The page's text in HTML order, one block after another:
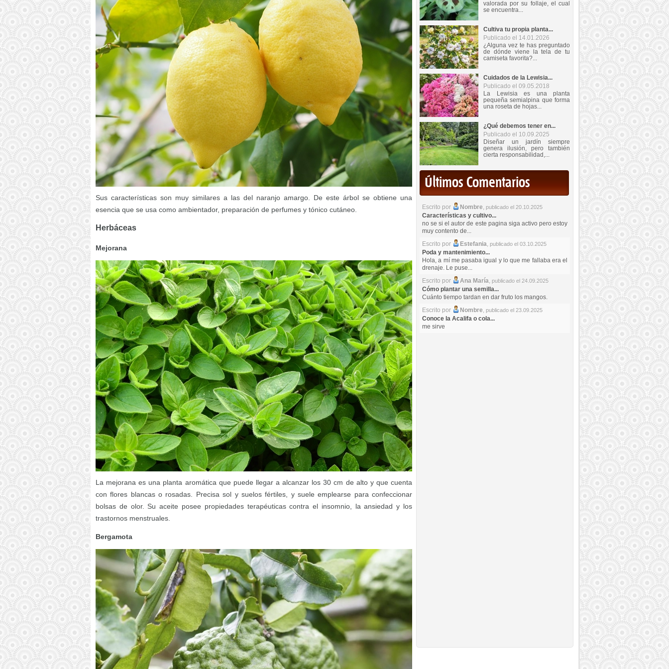
Sus características son muy similares a las del naranjo amargo. De este árbol se obtiene una
esencia que se usa como ambientador, preparación de perfumes y tónico cutáneo.
Herbáceas
Mejorana
La mejorana es una planta aromática que puede llegar a alcanzar los 30 cm de alto y que cuenta
con flores blancas o rosadas. Precisa sol y suelos fértiles, y suele emplearse para confeccionar
bolsas de olor. Su aceite posee propiedades terapéuticas contra el insomnio, la ansiedad y los
trastornos menstruales.
Bergamota
valorada por su follaje, el cual
se encuentra...
Cultiva tu propia planta...
Publicado el 14.01.2026
¿Alguna vez te has preguntado
de dónde viene la tela de tu
camiseta favorita?...
Cuidados de la Lewisia...
Publicado el 09.05.2018
La Lewisia es una planta
pequeña semialpina que forma
una roseta de hojas...
¿Qué debemos tener en...
Publicado el 10.09.2025
Diseñar un jardín siempre
genera ilusión, pero también
cierta responsabilidad,...
Últimos Comentarios
Escrito por Nombre, publicado el 20.10.2025
Características y cultivo...
no se si el autor de este pagina siga activo pero estoy
muy contento de...
Escrito por
Estefania, publicado el 03.10.2025
Poda y mantenimiento...
Hola, a mí me pasaba igual y lo que me fallaba era el
drenaje. Le puse...
Escrito por
Ana María, publicado el 24.09.2025
Cómo plantar una semilla...
Cuánto tiempo tardan en dar fruto los mangos.
Escrito por
Nombre, publicado el 23.09.2025
Conoce la Acalifa o cola...
me sirve